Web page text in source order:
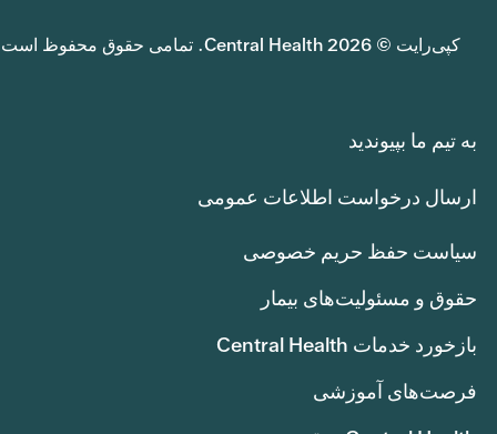
کپی‌رایت © 2026 Central Health. تمامی حقوق محفوظ است.
به تیم ما بپیوندید
ارسال درخواست اطلاعات عمومی
سیاست حفظ حریم خصوصی
حقوق و مسئولیت‌های بیمار
بازخورد خدمات Central Health
فرصت‌های آموزشی